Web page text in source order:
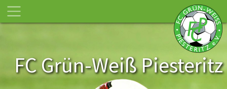
FC Grün-Weiß Piesteritz